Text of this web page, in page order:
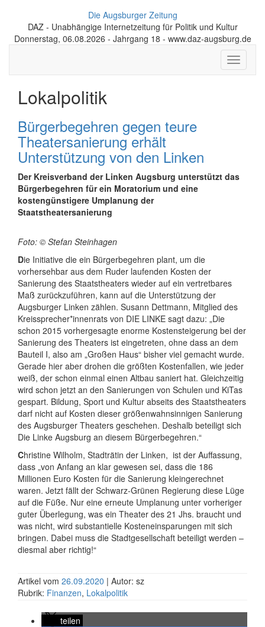
Die Augsburger Zeitung
DAZ - Unabhängige Internetzeitung für Politik und Kultur
Donnerstag, 06.08.2026 - Jahrgang 18 - www.daz-augsburg.de
Toggle
Lokalpolitik
Bürgerbegehren gegen teure
Theatersanierung erhält
Unterstützung von den Linken
Der Kreisverband der Linken Augsburg unterstützt das
Bürgerbegehren für ein Moratorium und eine
kostengünstigere Umplanung der
Staatstheatersanierung
Foto: © Stefan Steinhagen
Die Initiative die ein Bürgerbegehren plant, um die
vorhersehbar aus dem Ruder laufenden Kosten der
Sanierung des Staatstheaters wieder auf ein vertretbares
Maß zurückzuführen, kann auf die Unterstützung der
Augsburger Linken zählen. Susann Dettmann, Mitglied des
Kreissprecher*innenrats von DIE LINKE sagt dazu: „Die
schon 2015 vorhergesagte enorme Kostensteigerung bei der
Sanierung des Theaters ist eingetreten, ohne dass an dem
Bauteil I, also am „Großen Haus“ bisher viel gemacht wurde.
Gerade hier aber drohen die größten Kostenfallen, wie jeder
weiß, der schon einmal einen Altbau saniert hat. Gleichzeitig
wird schon jetzt an den Sanierungen von Schulen und KiTas
gespart. Bildung, Sport und Kultur abseits des Staatstheaters
darf nicht auf Kosten dieser größenwahnsinnigen Sanierung
des Augsburger Theaters geschehen. Deshalb beteiligt sich
Die Linke Augsburg an diesem Bürgerbegehren.“
Christine Wilholm, Stadträtin der Linken, ist der Auffassung,
dass „von Anfang an klar gewesen sei, dass die 186
Millionen Euro Kosten für die Sanierung kleingerechnet
waren. Jetzt fällt der Schwarz-Grünen Regierung diese Lüge
auf die Füße. Nur eine erneute Umplanung unter vorheriger
guter Überlegung, was ein Theater des 21 Jhs. braucht und
was nicht, wird substantielle Kosteneinsparungen mit sich
bringen. Dabei muss die Stadtgesellschaft beteiligt werden –
diesmal aber richtig!“
Artikel vom 26.09.2020 | Autor: sz
Rubrik: Finanzen, Lokalpolitik
teilen